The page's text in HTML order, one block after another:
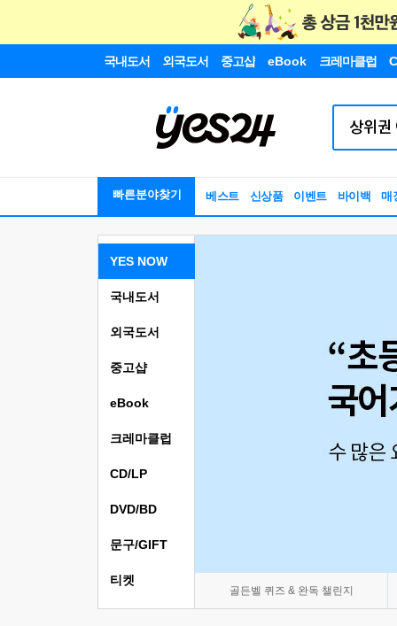
국내도서 외국도서 중고샵 eBook 크레마클럽
빠른분야찾기 베스트 신상품 이벤트 바이백 매
YES NOW
골든벨 퀴즈 & 완독 챌린지
국내도서
외국도서
중고샵
eBook
크레마클럽
CD/LP
DVD/BD
문구/GIFT
티켓